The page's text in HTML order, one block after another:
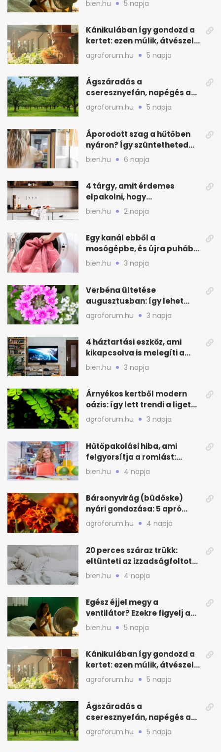
bien.hu 5 napja
Kánikulában így gondozd a
kertet: ezen múlik, átvészeli-
e a hőséget
agroforum.hu 5 napja
Ágszáradás a
cseresznyefán, napégés a
kajszin: mit tehetsz most?
agroforum.hu 5 napja
Áporodott szag a hűtőben
nyáron? Így szüntetheted
meg olcsón
bien.hu 6 napja
4 tárgy, amit érdemes
elpakolni, hogy
hűvösebbnek tűnjön a lakás
bien.hu 2 napja
Egy kanál ebből a
mosógépbe, és újra puhább
lesz a törölköző
bien.hu 3 napja
Verbéna ültetése
augusztusban: így lehet
még idén virágos a kert
agroforum.hu 3 napja
4 háztartási eszköz, ami
kikapcsolva is melegíti a
lakást
bien.hu 3 napja
Árnyékos kertből modern
oázis: így lett trendi a ligetes
zöld
agroforum.hu 3 napja
Hűtőpakolási hiba, ami
felgyorsítja a romlást:
zónákra figyelj
bien.hu 4 napja
Bársonyvirág (büdöske)
nyári gondozása: 5 apró
lépés a dús virágzásért
agroforum.hu 4 napja
20 perces száraz trükk:
eltünteti az izzadságfoltot
és a szagot a matracról
bien.hu 4 napja
Egész éjjel megy a
ventilátor? Ezekre figyelj a
hőségben alvásnál
bien.hu 5 napja
Kánikulában így gondozd a
kertet: ezen múlik, átvészeli-
e a hőséget
agroforum.hu 5 napja
Ágszáradás a
cseresznyefán, napégés a
kajszin: mit tehetsz most?
agroforum.hu 5 napja